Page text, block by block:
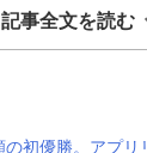
記事全文を読む
初優勝。アプ